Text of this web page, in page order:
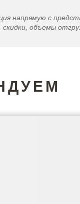
напрямую с
скидки, объемы